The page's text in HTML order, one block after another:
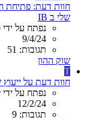
שלי ב IB
נפתח על ידי
9/4/24
תגובות: 51
שוק ההון
T
חוות דעת על
נפתח על ידי tazir
12/2/24
תגובות: 9